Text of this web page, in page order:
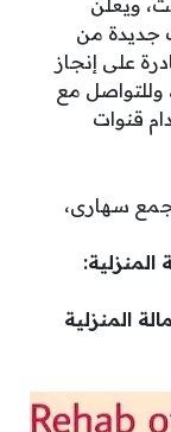
جديدة من
على إنجاز
وللتواصل مع
قنوات
سهارى،
المنزلية